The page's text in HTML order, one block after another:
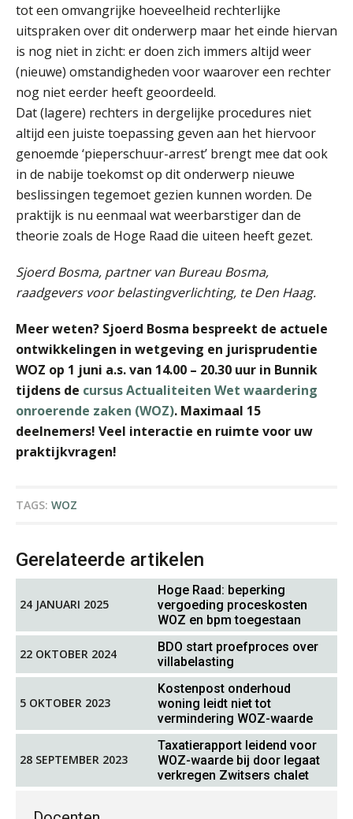
tot een omvangrijke hoeveelheid rechterlijke
uitspraken over dit onderwerp maar het einde hiervan
is nog niet in zicht: er doen zich immers altijd weer
(nieuwe) omstandigheden voor waarover een rechter
nog niet eerder heeft geoordeeld.
Dat (lagere) rechters in dergelijke procedures niet
altijd een juiste toepassing geven aan het hiervoor
genoemde ‘pieperschuur-arrest’ brengt mee dat ook
in de nabije toekomst op dit onderwerp nieuwe
beslissingen tegemoet gezien kunnen worden. De
praktijk is nu eenmaal wat weerbarstiger dan de
theorie zoals de Hoge Raad die uiteen heeft gezet.
Sjoerd Bosma, partner van Bureau Bosma,
raadgevers voor belastingverlichting, te Den Haag.
Meer weten? Sjoerd Bosma bespreekt de actuele
ontwikkelingen in wetgeving en jurisprudentie
WOZ op 1 juni a.s. van 14.00 – 20.30 uur in Bunnik
tijdens de cursus Actualiteiten Wet waardering
onroerende zaken (WOZ). Maximaal 15
deelnemers! Veel interactie en ruimte voor uw
praktijkvragen!
TAGS: WOZ
Gerelateerde artikelen
24 JANUARI 2025
Hoge Raad: beperking
vergoeding proceskosten
WOZ en bpm toegestaan
22 OKTOBER 2024
BDO start proefproces over
villabelasting
5 OKTOBER 2023
Kostenpost onderhoud
woning leidt niet tot
vermindering WOZ-waarde
28 SEPTEMBER 2023
Taxatierapport leidend voor
WOZ-waarde bij door legaat
verkregen Zwitsers chalet
Derwish Rosalia
Martin de Graaf
Jeroen Knol
Tim van Wordragen
Wilbert Nieuwenhuizen